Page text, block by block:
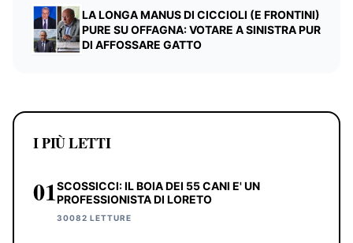
LA LONGA MANUS DI CICCIOLI (E FRONTINI)
PURE SU OFFAGNA: VOTARE A SINISTRA PUR
DI AFFOSSARE GATTO
I PIÙ LETTI
01SCOSSICCI: IL BOIA DEI 55 CANI E' UN
PROFESSIONISTA DI LORETO
30082 LETTURE